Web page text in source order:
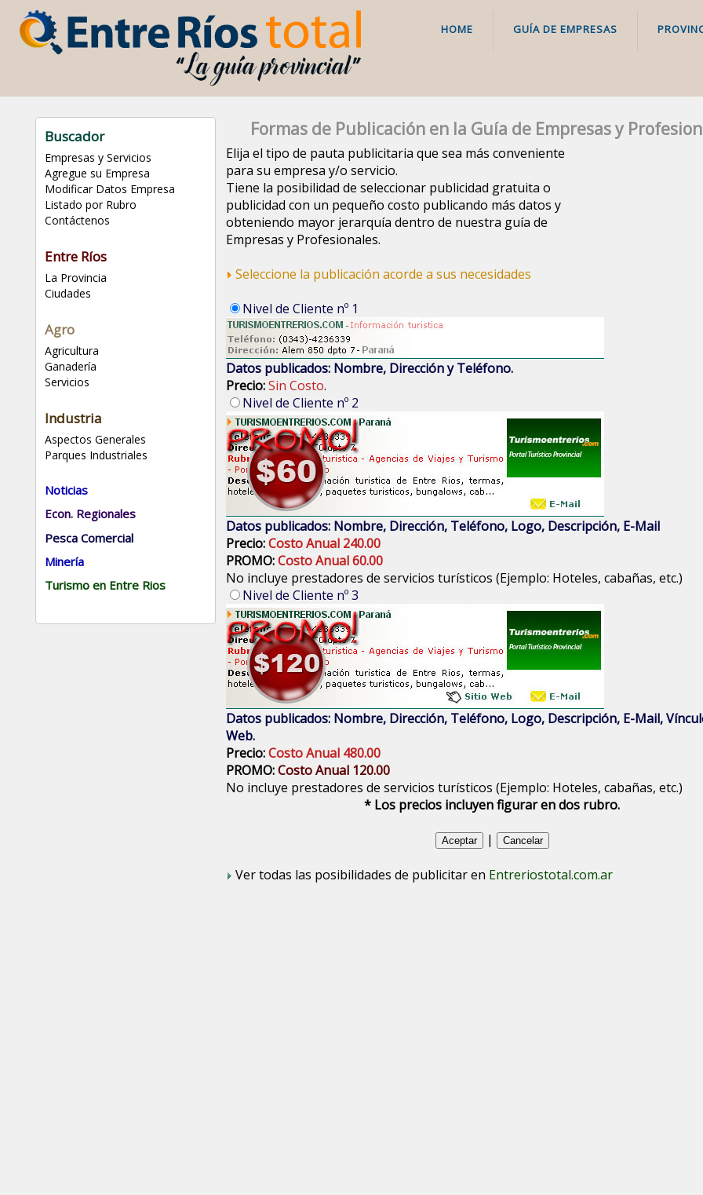
HOME GUÍA DE EMPRESAS
Buscador
Empresas y Servicios
Agregue su Empresa
Modificar Datos Empresa
Listado por Rubro
Contáctenos
Entre Ríos
La Provincia
Ciudades
Agro
Agricultura
Ganadería
Servicios
Industria
Aspectos Generales
Parques Industriales
Noticias
Econ. Regionales
Pesca Comercial
Minería
Turismo en Entre Rios
Formas de Publicación en la Guía de Empresas y
Elija el tipo de pauta publicitaria que sea más conveniente
para su empresa y/o servicio.
Tiene la posibilidad de seleccionar publicidad gratuita o
publicidad con un pequeño costo publicando más datos y
obteniendo mayor jerarquía dentro de nuestra guía de
Empresas y Profesionales.
Seleccione la publicación acorde a sus necesidades
Nivel de Cliente nº 1
Datos publicados: Nombre, Dirección y Teléfono.
Precio:Sin Costo.
Nivel de Cliente nº 2
Datos publicados: Nombre, Dirección, Teléfono, Logo, Descripción, E-Mail
Precio:Costo Anual 240.00
PROMO:Costo Anual 60.00
No incluye prestadores de servicios turísticos (Ejemplo: Hoteles, cabañas, etc.)
Nivel de Cliente nº 3
Datos publicados: Nombre, Dirección, Teléfono, Logo, Descripción, E-Mail,
Web.
Precio:Costo Anual 480.00
PROMO:Costo Anual 120.00
No incluye prestadores de servicios turísticos (Ejemplo: Hoteles, cabañas, etc.)
* Los precios incluyen figurar en dos rubro.
|
Ver todas las posibilidades de publicitar en Entreriostotal.com.ar